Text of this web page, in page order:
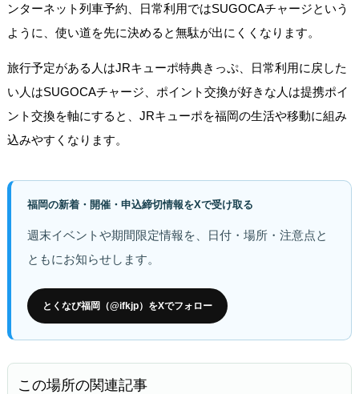
ンターネット列車予約、日常利用ではSUGOCAチャージという
ように、使い道を先に決めると無駄が出にくくなります。
旅行予定がある人はJRキューポ特典きっぷ、日常利用に戻した
い人はSUGOCAチャージ、ポイント交換が好きな人は提携ポイ
ント交換を軸にすると、JRキューポを福岡の生活や移動に組み
込みやすくなります。
福岡の新着・開催・申込締切情報をXで受け取る
週末イベントや期間限定情報を、日付・場所・注意点と
ともにお知らせします。
とくなび福岡（@ifkjp）をXでフォロー
この場所の関連記事